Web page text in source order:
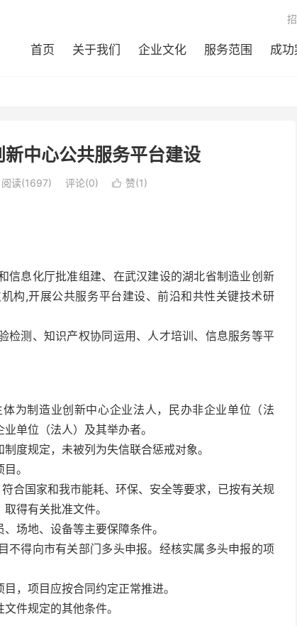
首页 关于我们 企业文化 服务范围 成功
中心公共服务平台建设
阅读(1697) 评论(0)  赞(1)
信息化厅批准组建、在武汉建设的湖北省制造业创新
构,开展公共服务平台建设、前沿和共性关键技术研
检测、知识产权协同运用、人才培训、信息服务等平
为制造业创新中心企业法人，民办非企业单位（法
单位（法人）及其举办者。
度规定，未被列为失信联合惩戒对象。
。
合国家和我市能耗、环保、安全等要求，已按有关规
得有关批准文件。
场地、设备等主要保障条件。
不得向市有关部门多头申报。经核实属多头申报的项
，项目应按合同约定正常推进。
件规定的其他条件。